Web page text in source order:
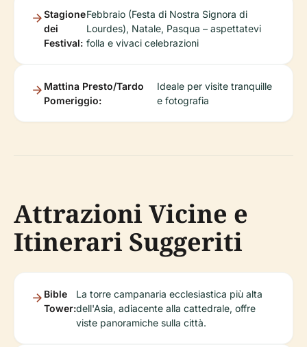
Stagione
dei
Festival:
Febbraio (Festa di Nostra Signora di
Lourdes), Natale, Pasqua – aspettatevi
folla e vivaci celebrazioni
Mattina Presto/Tardo
Pomeriggio:
Ideale per visite tranquille
e fotografia
Attrazioni Vicine e
Itinerari Suggeriti
Bible
Tower:
La torre campanaria ecclesiastica più alta
dell'Asia, adiacente alla cattedrale, offre
viste panoramiche sulla città.